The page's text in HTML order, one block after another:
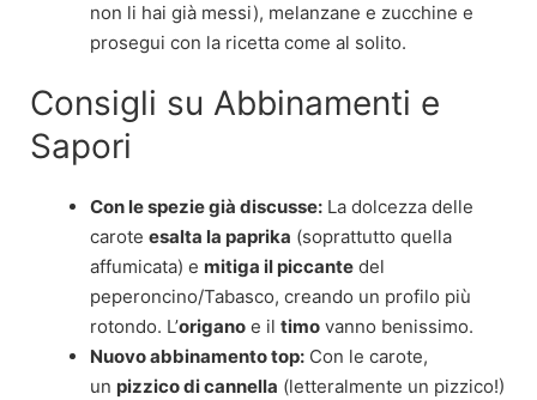
non li hai già messi), melanzane e zucchine e
prosegui con la ricetta come al solito.
Consigli su Abbinamenti e
Sapori
Con le spezie già discusse: La dolcezza delle
carote esalta la paprika (soprattutto quella
affumicata) e mitiga il piccante del
peperoncino/Tabasco, creando un profilo più
rotondo. L’origano e il timo vanno benissimo.
Nuovo abbinamento top: Con le carote,
un pizzico di cannella (letteralmente un pizzico!)